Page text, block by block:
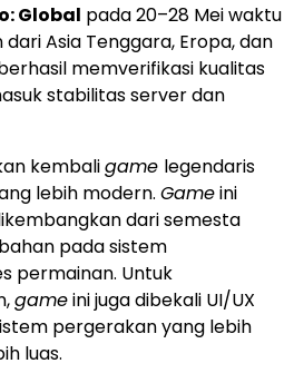
Global pada 20–28 Mei waktu
Asia Tenggara, Eropa, dan
memverifikasi kualitas
stabilitas server dan
kembaligame legendaris
lebih modern. Gameini
dari semesta
pada sistem
permainan. Untuk
gameini juga dibekali UI/UX
pergerakan yang lebih
luas.